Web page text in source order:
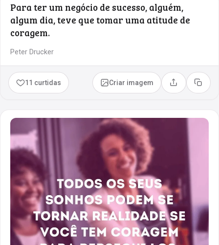
Para ter um negócio de sucesso, alguém,
algum dia, teve que tomar uma atitude de
coragem.
Peter Drucker
11 curtidas Criar imagem Compartilhar
Copiar